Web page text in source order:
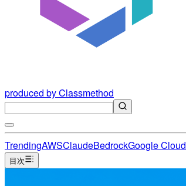
produced by Classmethod
TrendingAWSClaudeBedrockGoogle Cloud
目次